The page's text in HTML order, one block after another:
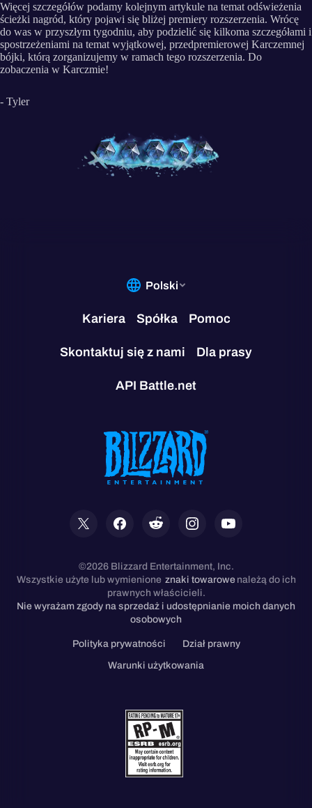
Więcej szczegółów podamy kolejnym artykule na temat odświeżenia
ścieżki nagród, który pojawi się bliżej premiery rozszerzenia. Wrócę
do was w przyszłym tygodniu, aby podzielić się kilkoma szczegółami i
spostrzeżeniami na temat wyjątkowej, przedpremierowej Karczemnej
bójki, którą zorganizujemy w ramach tego rozszerzenia. Do
zobaczenia w Karczmie!
- Tyler